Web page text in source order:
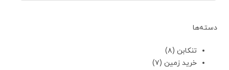
دسته‌ها
تنکابن (۸)
خرید زمین (۷)